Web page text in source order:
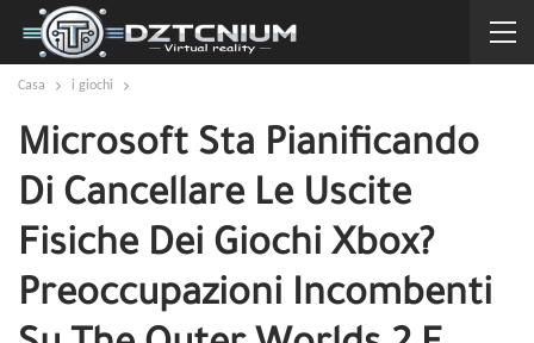
Casa i giochi
Microsoft Sta Pianificando
Di Cancellare Le Uscite
Fisiche Dei Giochi Xbox?
Preoccupazioni Incombenti